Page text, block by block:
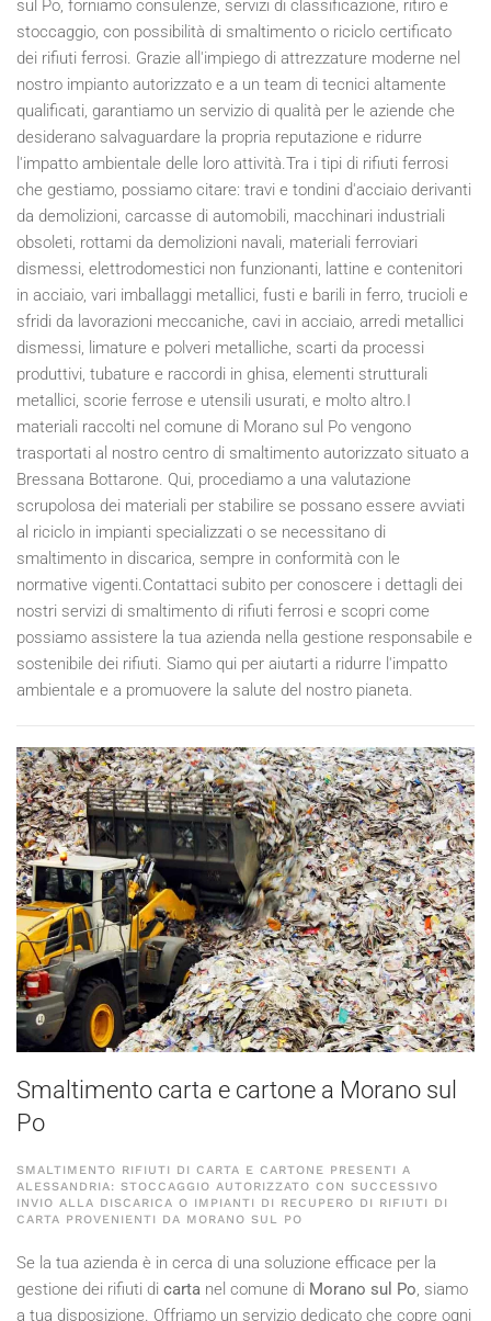
sul Po, forniamo consulenze, servizi di classificazione, ritiro e
stoccaggio, con possibilità di smaltimento o riciclo certificato
dei rifiuti ferrosi. Grazie all'impiego di attrezzature moderne nel
nostro impianto autorizzato e a un team di tecnici altamente
qualificati, garantiamo un servizio di qualità per le aziende che
desiderano salvaguardare la propria reputazione e ridurre
l'impatto ambientale delle loro attività.Tra i tipi di rifiuti ferrosi
che gestiamo, possiamo citare: travi e tondini d'acciaio derivanti
da demolizioni, carcasse di automobili, macchinari industriali
obsoleti, rottami da demolizioni navali, materiali ferroviari
dismessi, elettrodomestici non funzionanti, lattine e contenitori
in acciaio, vari imballaggi metallici, fusti e barili in ferro, trucioli e
sfridi da lavorazioni meccaniche, cavi in acciaio, arredi metallici
dismessi, limature e polveri metalliche, scarti da processi
produttivi, tubature e raccordi in ghisa, elementi strutturali
metallici, scorie ferrose e utensili usurati, e molto altro.I
materiali raccolti nel comune di Morano sul Po vengono
trasportati al nostro centro di smaltimento autorizzato situato a
Bressana Bottarone. Qui, procediamo a una valutazione
scrupolosa dei materiali per stabilire se possano essere avviati
al riciclo in impianti specializzati o se necessitano di
smaltimento in discarica, sempre in conformità con le
normative vigenti.Contattaci subito per conoscere i dettagli dei
nostri servizi di smaltimento di rifiuti ferrosi e scopri come
possiamo assistere la tua azienda nella gestione responsabile e
sostenibile dei rifiuti. Siamo qui per aiutarti a ridurre l'impatto
ambientale e a promuovere la salute del nostro pianeta.
Smaltimento carta e cartone a Morano sul
Po
SMALTIMENTO RIFIUTI DI CARTA E CARTONE PRESENTI A
ALESSANDRIA: STOCCAGGIO AUTORIZZATO CON SUCCESSIVO
INVIO ALLA DISCARICA O IMPIANTI DI RECUPERO DI RIFIUTI DI
CARTA PROVENIENTI DA MORANO SUL PO
Se la tua azienda è in cerca di una soluzione efficace per la
gestione dei rifiuti di carta nel comune di Morano sul Po, siamo
a tua disposizione. Offriamo un servizio dedicato che copre ogni